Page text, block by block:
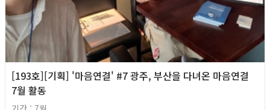
[193호][기획] '마음연결' #7 광주, 부산을 다녀온 마음연결
7월 활동